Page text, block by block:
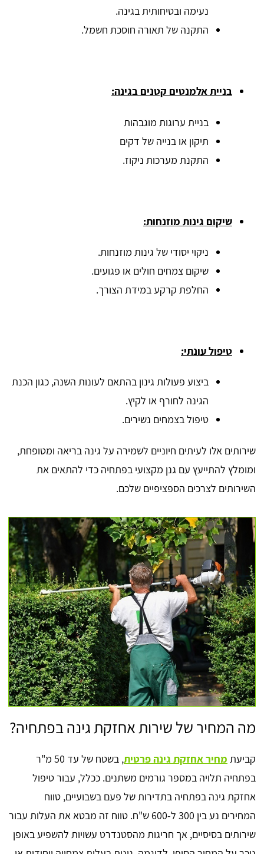
נעימה ובטיחותית בגינה.
התקנה של תאורה חוסכת חשמל.
בניית אלמנטים קטנים בגינה:
בניית ערוגות מוגבהות
תיקון או בנייה של דקים
התקנת מערכות ניקוז.
שיקום גינות מוזנחות:
ניקוי יסודי של גינות מוזנחות.
שיקום צמחים חולים או פגועים.
החלפת קרקע במידת הצורך.
טיפול עונתי:
ביצוע פעולות גינון בהתאם לעונות השנה, כגון הכנת
הגינה לחורף או לקיץ.
טיפול בצמחים נשירים.
שירותים אלו לעיתים חיוניים לשמירה על גינה בריאה ומטופחת,
ומומלץ להתייעץ עם גנן מקצועי בפתחיה כדי להתאים את
השירותים לצרכים הספציפיים שלכם.
מה המחיר של שירות אחזקת גינה בפתחיה?
קביעת מחיר אחזקת גינה פרטית
, בשטח של עד 50 מ"ר
בפתחיה תלויה במספר גורמים משתנים. ככלל, עבור טיפול
אחזקת גינה בפתחיה בתדירות של פעם בשבועיים, טווח
המחירים נע בין 300 ל-600 ש"ח. טווח זה מבטא את העלות עבור
שירותים בסיסיים, אך חריגות מהסטנדרט עשויות להשפיע באופן